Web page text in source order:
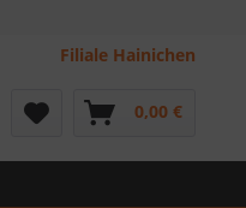
Filiale Hainichen
0,00 €